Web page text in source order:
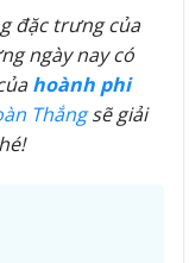
đặc trưng của
ngày nay có
hoành phi
Thắngsẽ giải